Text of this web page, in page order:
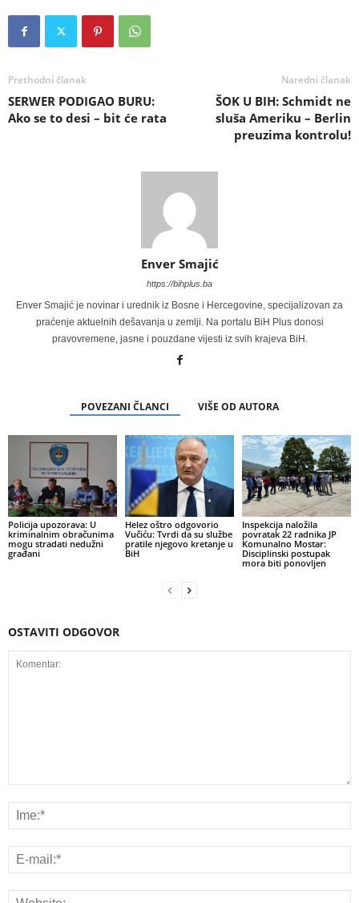
Prethodni članak
SERWER PODIGAO BURU:
Ako se to desi – bit će rata
Naredni članak
ŠOK U BIH: Schmidt ne
sluša Ameriku – Berlin
preuzima kontrolu!
Enver Smajić
https://bihplus.ba
Enver Smajić je novinar i urednik iz Bosne i Hercegovine, specijalizovan za
praćenje aktuelnih dešavanja u zemlji. Na portalu BiH Plus donosi
pravovremene, jasne i pouzdane vijesti iz svih krajeva BiH.
POVEZANI ČLANCI VIŠE OD AUTORA
Policija upozorava: U
kriminalnim obračunima
mogu stradati nedužni
građani
Helez oštro odgovorio
Vučiću: Tvrdi da su službe
pratile njegovo kretanje u
BiH
Inspekcija naložila
povratak 22 radnika JP
Komunalno Mostar:
Disciplinski postupak
mora biti ponovljen
OSTAVITI ODGOVOR